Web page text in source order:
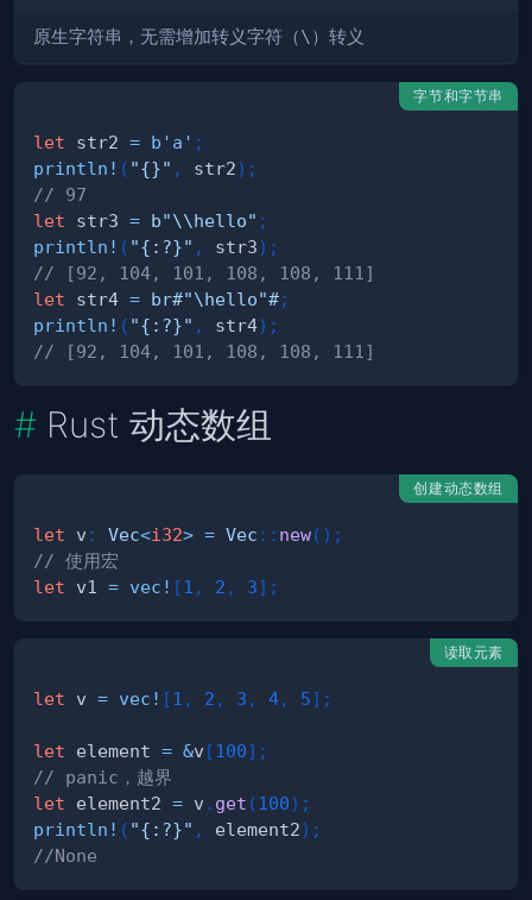
原生字符串，无需增加转义字符（\ ）转义
字节和字节串
let str2 = b'a' ;
println! ( "{}" , str2) ;
// 97
let str3 = b"\\hello" ;
println! ( "{:?}" , str3) ;
// [92, 104, 101, 108, 108, 111]
let str4 = br#"\hello"#;
println! ( "{:?}" , str4) ;
// [92, 104, 101, 108, 108, 111]
Rust 动态数组
创建动态数组
let v : Vec<i32> = Vec :: new( ) ;
// 使用宏
let v1 = vec! [1 , 2 , 3] ;
读取元素
let v = vec! [1 , 2 , 3 , 4, 5] ;
let element = &v [100] ;
// panic，越界
let element2 = v . get (100) ;
println! ( "{:?}" , element2) ;
//None